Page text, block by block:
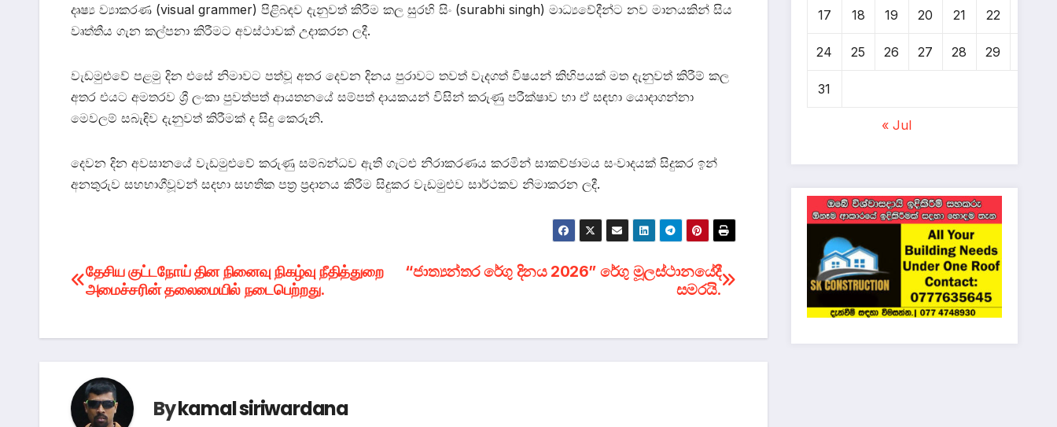
දෘෂ්‍ය ව්‍යාකරණ (visual grammer) පිළිබඳව දැනුවත් කිරීම කල සුරභි සිං (surabhi singh) මාධ්‍යවේදීන්ට නව මාන‍යකින් සිය
වෘත්තීය ගැන කල්පනා කිරීමට අවස්ථාවක් උදාකරන ලදී.
වැඩමුළුවේ පළමු දින එසේ නිමාවට පත්වූ අතර දෙවන දිනය පුරාවට තවත් වැදගත් විෂයන් කිහිපයක් මත දැනුවත් කිරීම් කල
අතර එයට අමතරව ශ්‍රී ලංකා පුවත්පත් ආයතනයේ සම්පත් දායකයන් විසින් කරුණු පරීක්ෂාව හා ඒ සඳහා යොදාගන්නා
මෙවලම් සබැඳිව දැනුවත් කිරීමක් ද සිදු කෙරුනි.
දෙවන දින අවසානයේ වැඩමුළුවේ කරුණු සම්බන්ධව ඇති ගැටළු නිරාකරණය කරමින් සාකච්ඡාමය සංවාදයක් සිදුකර ඉන්
අනතුරුව සහභාගීවූවන් සදහා සහතික පත්‍ර ප්‍රදානය කිරීම සිදුකර වැඩමුළුව සාර්ථකව නිමාකරන ලදී.
Post
navigation
“ජාත්‍යන්තර රේගු දිනය 2026” රේගු මූලස්ථානයේදී
සමරයි.
தேசிய குட்டநோய் தின நினைவு நிகழ்வு நீதித்துறை
அமைச்சரின் தலைமையில் நடைபெற்றது.
Bykamal siriwardana
17 18 19 20 21 22
24 25 26 27 28 29
31
« Jul